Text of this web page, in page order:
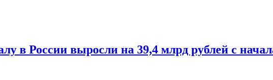
в России выросли на 39,4 млрд рублей с